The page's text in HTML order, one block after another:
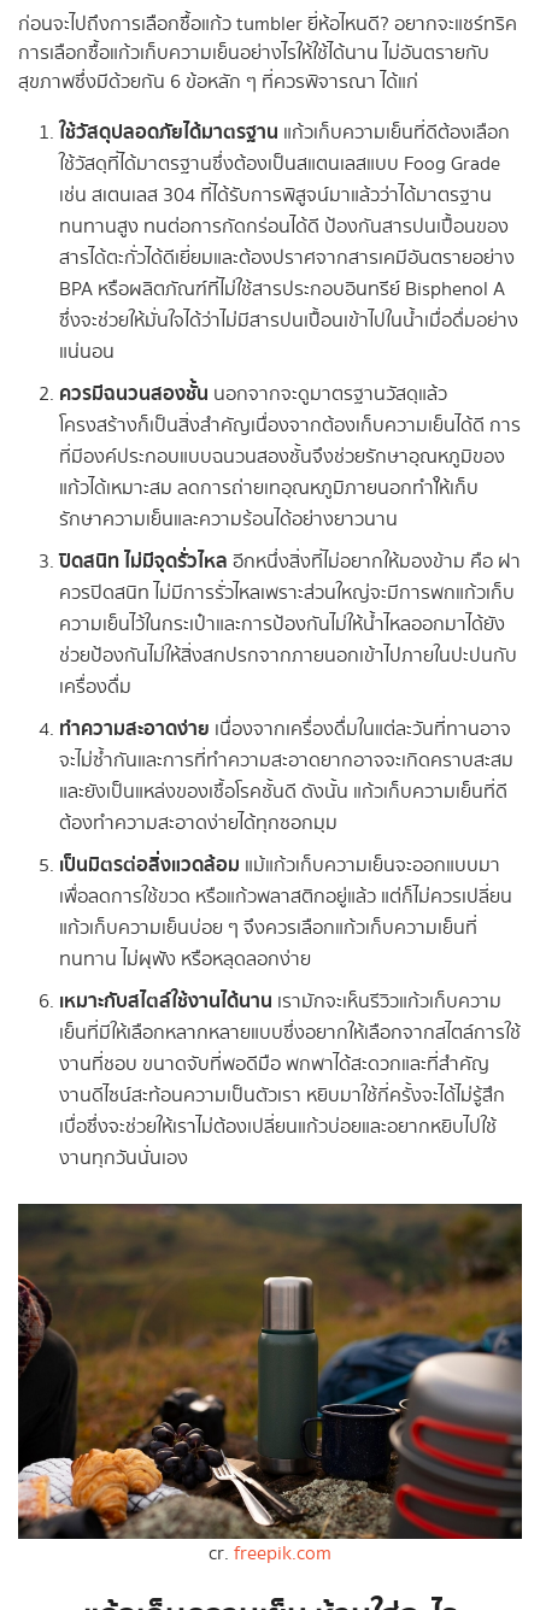
ก่อนจะไปถึงการเลือกซื้อแก้ว tumbler ยี่ห้อไหนดี? อยากจะแชร์ทริค
การเลือกซื้อแก้วเก็บความเย็นอย่างไรให้ใช้ได้นาน ไม่อันตรายกับ
สุขภาพซึ่งมีด้วยกัน 6 ข้อหลัก ๆ ที่ควรพิจารณา ได้แก่
ใช้วัสดุปลอดภัยได้มาตรฐาน แก้วเก็บความเย็นที่ดีต้องเลือก
ใช้วัสดุที่ได้มาตรฐานซึ่งต้องเป็นสแตนเลสแบบ Foog Grade
เช่น สเตนเลส 304 ที่ได้รับการพิสูจน์มาแล้วว่าได้มาตรฐาน
ทนทานสูง ทนต่อการกัดกร่อนได้ดี ป้องกันสารปนเปื้อนของ
สารได้ตะกั่วได้ดีเยี่ยมและต้องปราศจากสารเคมีอันตรายอย่าง
BPA หรือผลิตภัณฑ์ที่ไม่ใช้สารประกอบอินทรีย์ Bisphenol A
ซึ่งจะช่วยให้มั่นใจได้ว่าไม่มีสารปนเปื้อนเข้าไปในน้ำเมื่อดื่มอย่าง
แน่นอน
ควรมีฉนวนสองชั้น นอกจากจะดูมาตรฐานวัสดุแล้ว
โครงสร้างก็เป็นสิ่งสำคัญเนื่องจากต้องเก็บความเย็นได้ดี การ
ที่มีองค์ประกอบแบบฉนวนสองชั้นจึงช่วยรักษาอุณหภูมิของ
แก้วได้เหมาะสม ลดการถ่ายเทอุณหภูมิภายนอกทำใ้ห้เก็บ
รักษาความเย็นและความร้อนได้อย่างยาวนาน
ปิดสนิท ไม่มีจุดรั่วไหลอีกหนึ่งสิ่งที่ไม่อยากให้มองข้าม คือ ฝา
ควรปิดสนิท ไม่มีการรั่วไหลเพราะส่วนใหญ่จะมีการพกแก้วเก็บ
ความเย็นไว้ในกระเป๋าและการป้องกันไม่ให้น้ำไหลออกมาได้ยัง
ช่วยป้องกันไม่ให้สิ่งสกปรกจากภายนอกเข้าไปภายในปะปนกับ
เครื่องดื่ม
ทำความสะอาดง่าย เนื่องจากเครื่องดื่มในแต่ละวันที่ทานอาจ
จะไม่ซ้ำกันและการที่ทำความสะอาดยากอาจจะเกิดคราบสะสม
และยังเป็นแหล่งของเชื้อโรคชั้นดี ดังนั้น แก้วเก็บความเย็นที่ดี
ต้องทำความสะอาดง่ายได้ทุกซอกมุม
เป็นมิตรต่อสิ่งแวดล้อม แม้แก้วเก็บความเย็นจะออกแบบมา
เพื่อลดการใช้ขวด หรือแก้วพลาสติกอยู่แล้ว แต่ก็ไม่ควรเปลี่ยน
แก้วเก็บความเย็นบ่อย ๆ จึงควรเลือกแก้วเก็บความเย็นที่
ทนทาน ไม่ผุพัง หรือหลุดลอกง่าย
เหมาะกับสไตล์ใช้งานได้นาน เรามักจะเห็นรีวิวแก้วเก็บความ
เย็นที่มีให้เลือกหลากหลายแบบซึ่งอยากให้เลือกจากสไตล์การใช้
งานที่ชอบ ขนาดจับที่พอดีมือ พกพาได้สะดวกและที่สำคัญ
งานดีไซน์สะท้อนความเป็นตัวเรา หยิบมาใช้กี่ครั้งจะได้ไม่รู้สึก
เบื่อซึ่งจะช่วยให้เราไม่ต้องเปลี่ยนแก้วบ่อยและอยากหยิบไปใช้
งานทุกวันนั่นเอง
cr. freepik.com